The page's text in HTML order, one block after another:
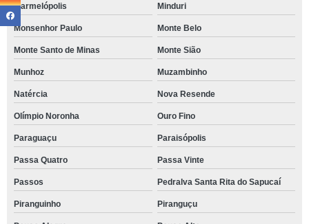
Marmelópolis Minduri
Monsenhor Paulo Monte Belo
Monte Santo de Minas Monte Sião
Munhoz Muzambinho
Natércia Nova Resende
Olímpio Noronha Ouro Fino
Paraguaçu Paraisópolis
Passa Quatro Passa Vinte
Passos Pedralva Santa Rita do Sapucaí
Piranguinho Piranguçu